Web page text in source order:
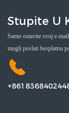
Stupite U
Samo ostavite svoj e-
mogli poslati besplatnu